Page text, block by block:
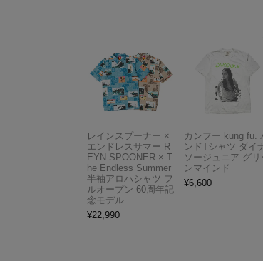
レインスプーナー ×
エンドレスサマー R
EYN SPOONER × T
he Endless Summer
半袖アロハシャツ フ
ルオープン 60周年記
念モデル
¥22,990
カンフー kung fu.
ンドTシャツ ダイ
ソージュニア グリ
ンマインド
¥6,600